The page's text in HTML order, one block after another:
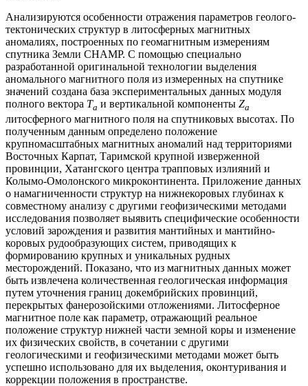
Анализируются особенности отражения параметров геолого-
тектонических структур в литосферных магнитных
аномалиях, построенных по геомагнитным измерениям
спутника Земли CHAMP. С помощью специально
разработанной оригинальной технологии выделения
аномального магнитного поля из измеренных на спутнике
значений создана база экспериментальных данных модуля
полного вектора Ta и вертикальной компоненты Za
литосферного магнитного поля на спутниковых высотах. По
полученным данным определено положение
крупномасштабных магнитных аномалий над территориями
Восточных Карпат, Таримской крупной изверженной
провинции, Хатангского центра тpапповыx излияний и
Колымо-Омолонского микроконтинента. Приложение данных
о намагниченности структур на нижнекоровых глубинах к
совместному анализу с другими геофизическими методами
исследования позволяет выявить специфические особенности
условий зарождения и развития мантийных и мантийно-
коровых рудообразующих систем, приводящих к
формированию крупных и уникальных рудных
месторождений. Показано, что из магнитных данных может
быть извлечена количественная геологическая информация
путем уточнения границ докембрийских провинций,
перекрытых фанерозойскими отложениями. Литосферное
магнитное поле как параметр, отражающий реальное
положение структур нижней части земной коры и изменение
их физических свойств, в сочетании с другими
геологическими и геофизическими методами может быть
успешно использовано для их выделения, оконтуривания и
коррекции положения в пространстве.